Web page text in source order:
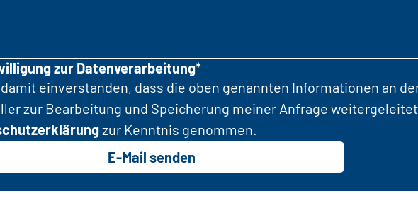
zur Datenverarbeitung*
einverstanden, dass die oben genannten Informationen an
zur Bearbeitung und Speicherung meiner Anfrage
zur Kenntnis genommen.
E-Mail senden